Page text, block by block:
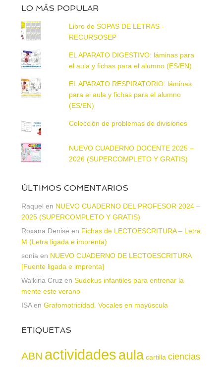
LO MÁS POPULAR
Libro de SOPAS DE LETRAS -
RECURSOSEP
EL APARATO DIGESTIVO: láminas para
el aula y fichas para el alumno (ES/EN)
EL APARATO RESPIRATORIO: láminas
para el aula y fichas para el alumno
(ES/EN)
Colección de problemas de divisiones
NUEVO CUADERNO DOCENTE 2025 –
2026 (SUPERCOMPLETO Y GRATIS)
ÚLTIMOS COMENTARIOS
Raquel en NUEVO CUADERNO DEL PROFESOR 2024 –
2025 (SUPERCOMPLETO Y GRATIS)
Roxana Denise en Fichas de LECTOESCRITURA – Letra
M (Letra ligada e imprenta)
sonia en NUEVO CUADERNO DE LECTOESCRITURA
[Fuente ligada e imprenta]
Walkiria Cruz en Sudokus infantiles para entrenar la
mente este verano
ISAen Grafomotricidad. Vocales en mayúscula
ETIQUETAS
ABN actividadesaula cartilla ciencias